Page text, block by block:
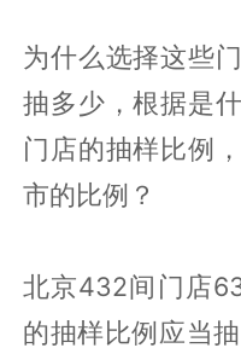
为什么选择这些
抽多少，根据是
门店的抽样比例
市的比例？
北京432间门店
的抽样比例应当